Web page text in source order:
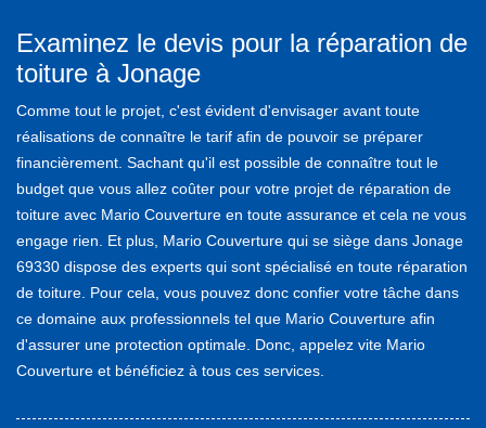
Examinez le devis pour la réparation de
toiture à Jonage
Comme tout le projet, c'est évident d'envisager avant toute
réalisations de connaître le tarif afin de pouvoir se préparer
financièrement. Sachant qu'il est possible de connaître tout le
budget que vous allez coûter pour votre projet de réparation de
toiture avec Mario Couverture en toute assurance et cela ne vous
engage rien. Et plus, Mario Couverture qui se siège dans Jonage
69330 dispose des experts qui sont spécialisé en toute réparation
de toiture. Pour cela, vous pouvez donc confier votre tâche dans
ce domaine aux professionnels tel que Mario Couverture afin
d'assurer une protection optimale. Donc, appelez vite Mario
Couverture et bénéficiez à tous ces services.